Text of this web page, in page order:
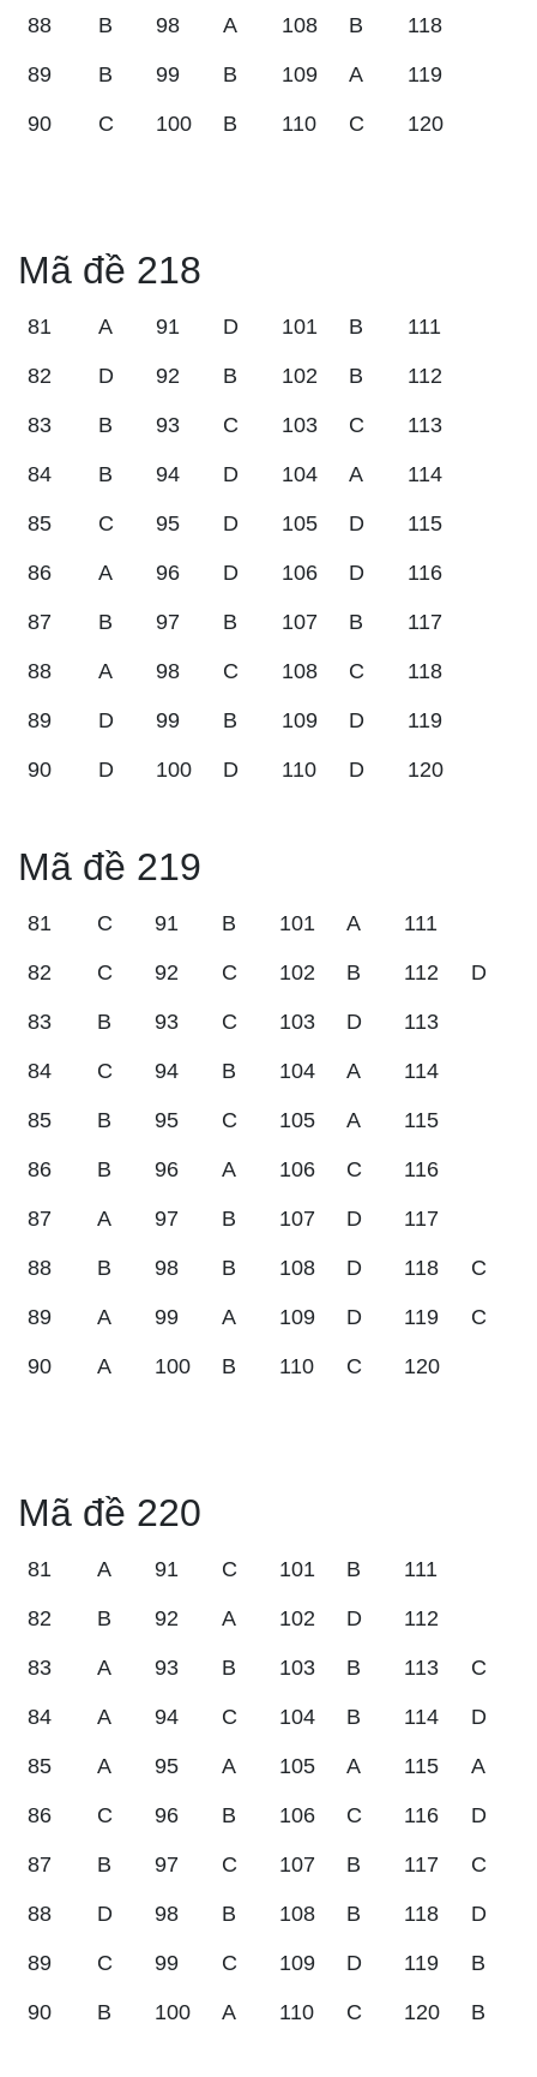
88 B 98 A 108 B 118
89 B 99 B 109 A 119
90 C 100 B 110 C 120
Mã đề 218
81 A 91 D 101 B 111
82 D 92 B 102 B 112
83 B 93 C 103 C 113
84 B 94 D 104 A 114
85 C 95 D 105 D 115
86 A 96 D 106 D 116
87 B 97 B 107 B 117
88 A 98 C 108 C 118
89 D 99 B 109 D 119
90 D 100 D 110 D 120
Mã đề 219
81 C 91 B 101 A 111
82 C 92 C 102 B 112 D
83 B 93 C 103 D 113
84 C 94 B 104 A 114
85 B 95 C 105 A 115
86 B 96 A 106 C 116
87 A 97 B 107 D 117
88 B 98 B 108 D 118 C
89 A 99 A 109 D 119 C
90 A 100 B 110 C 120
Mã đề 220
81 A 91 C 101 B 111
82 B 92 A 102 D 112
83 A 93 B 103 B 113 C
84 A 94 C 104 B 114 D
85 A 95 A 105 A 115 A
86 C 96 B 106 C 116 D
87 B 97 C 107 B 117 C
88 D 98 B 108 B 118 D
89 C 99 C 109 D 119 B
90 B 100 A 110 C 120 B